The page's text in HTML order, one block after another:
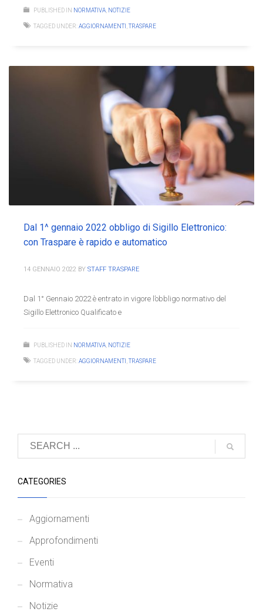
PUBLISHED IN NORMATIVA NOTIZIE
TAGGED UNDER:AGGIORNAMENTI ,TRASPARE
Dal 1^ gennaio 2022 obbligo di Sigillo Elettronico:
con Traspare è rapido e automatico
14 GENNAIO 2022 BY STAFF TRASPARE
Dal 1° Gennaio 2022 è entrato in vigore l’obbligo normativo del
Sigillo Elettronico Qualificato e
PUBLISHED IN NORMATIVA NOTIZIE
TAGGED UNDER:AGGIORNAMENTI ,TRASPARE
CATEGORIES
Aggiornamenti
Approfondimenti
Eventi
Normativa
Notizie